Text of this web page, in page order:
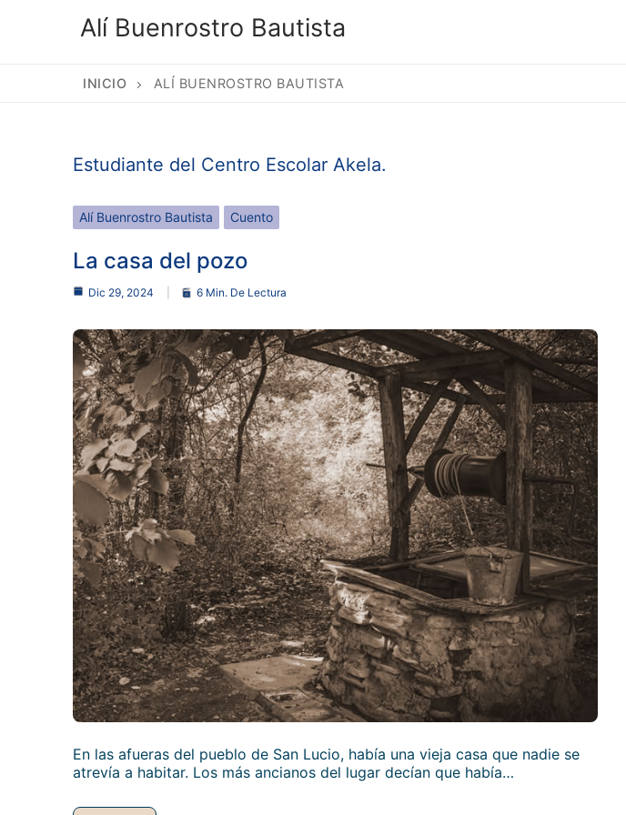
Alí Buenrostro Bautista
INICIO ALÍ BUENROSTRO BAUTISTA
Estudiante del Centro Escolar Akela.
Alí Buenrostro Bautista Cuento
La casa del pozo
Dic 29, 2024 6 Min. De Lectura
En las afueras del pueblo de San Lucio, había una vieja casa que nadie se
atrevía a habitar. Los más ancianos del lugar decían que había…